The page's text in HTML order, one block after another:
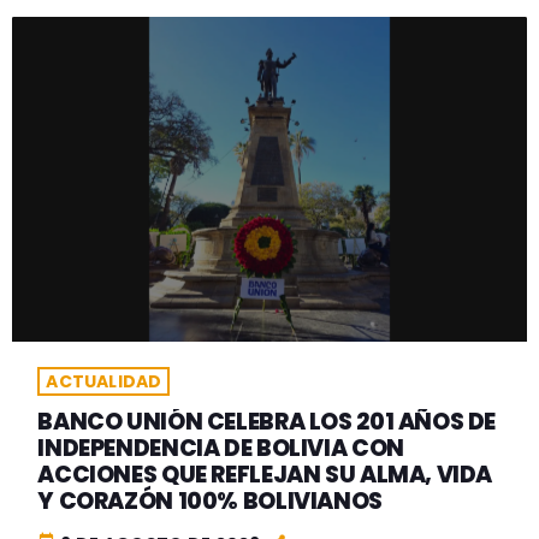
ACTUALIDAD
BANCO UNIÓN CELEBRA LOS 201 AÑOS DE
INDEPENDENCIA DE BOLIVIA CON
ACCIONES QUE REFLEJAN SU ALMA, VIDA
Y CORAZÓN 100% BOLIVIANOS